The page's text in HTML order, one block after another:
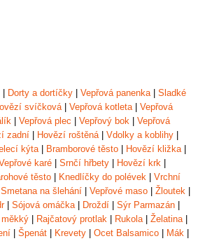
Dorty a dortíčky Vepřová panenka| Sladké
svíčková| Vepřová kotleta| Vepřová
Vepřová plec Vepřový bok
Vepřová
zadní Hovězí roštěná| Vdolky a koblihy
kýta| Bramborové těsto Hovězí kližka|
karé Srnčí hřbety Hovězí krk
těsto Knedlíčky do polévek
Vrchní
Smetana na šlehání Vepřové maso Žloutek
| Sójová omáčka| Droždí Sýr Parmazán
Rajčatový protlak Rukola| Želatina|
Špenát Krevety Ocet Balsamico Mák